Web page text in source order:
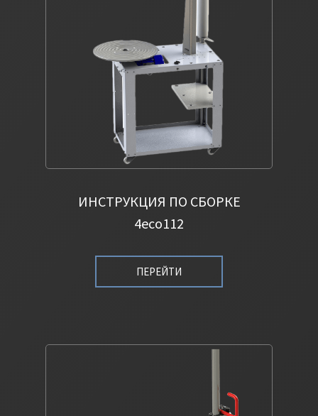
ИНСТРУКЦИЯ ПО СБОРКЕ
4eco112
ПЕРЕЙТИ